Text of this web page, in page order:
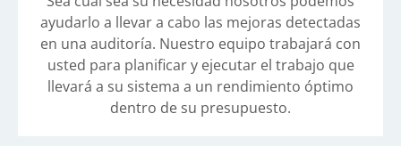
ayudarlo a llevar a cabo las mejoras detectadas
en una auditoría. Nuestro equipo trabajará con
usted para planificar y ejecutar el trabajo que
llevará a su sistema a un rendimiento óptimo
dentro de su presupuesto.